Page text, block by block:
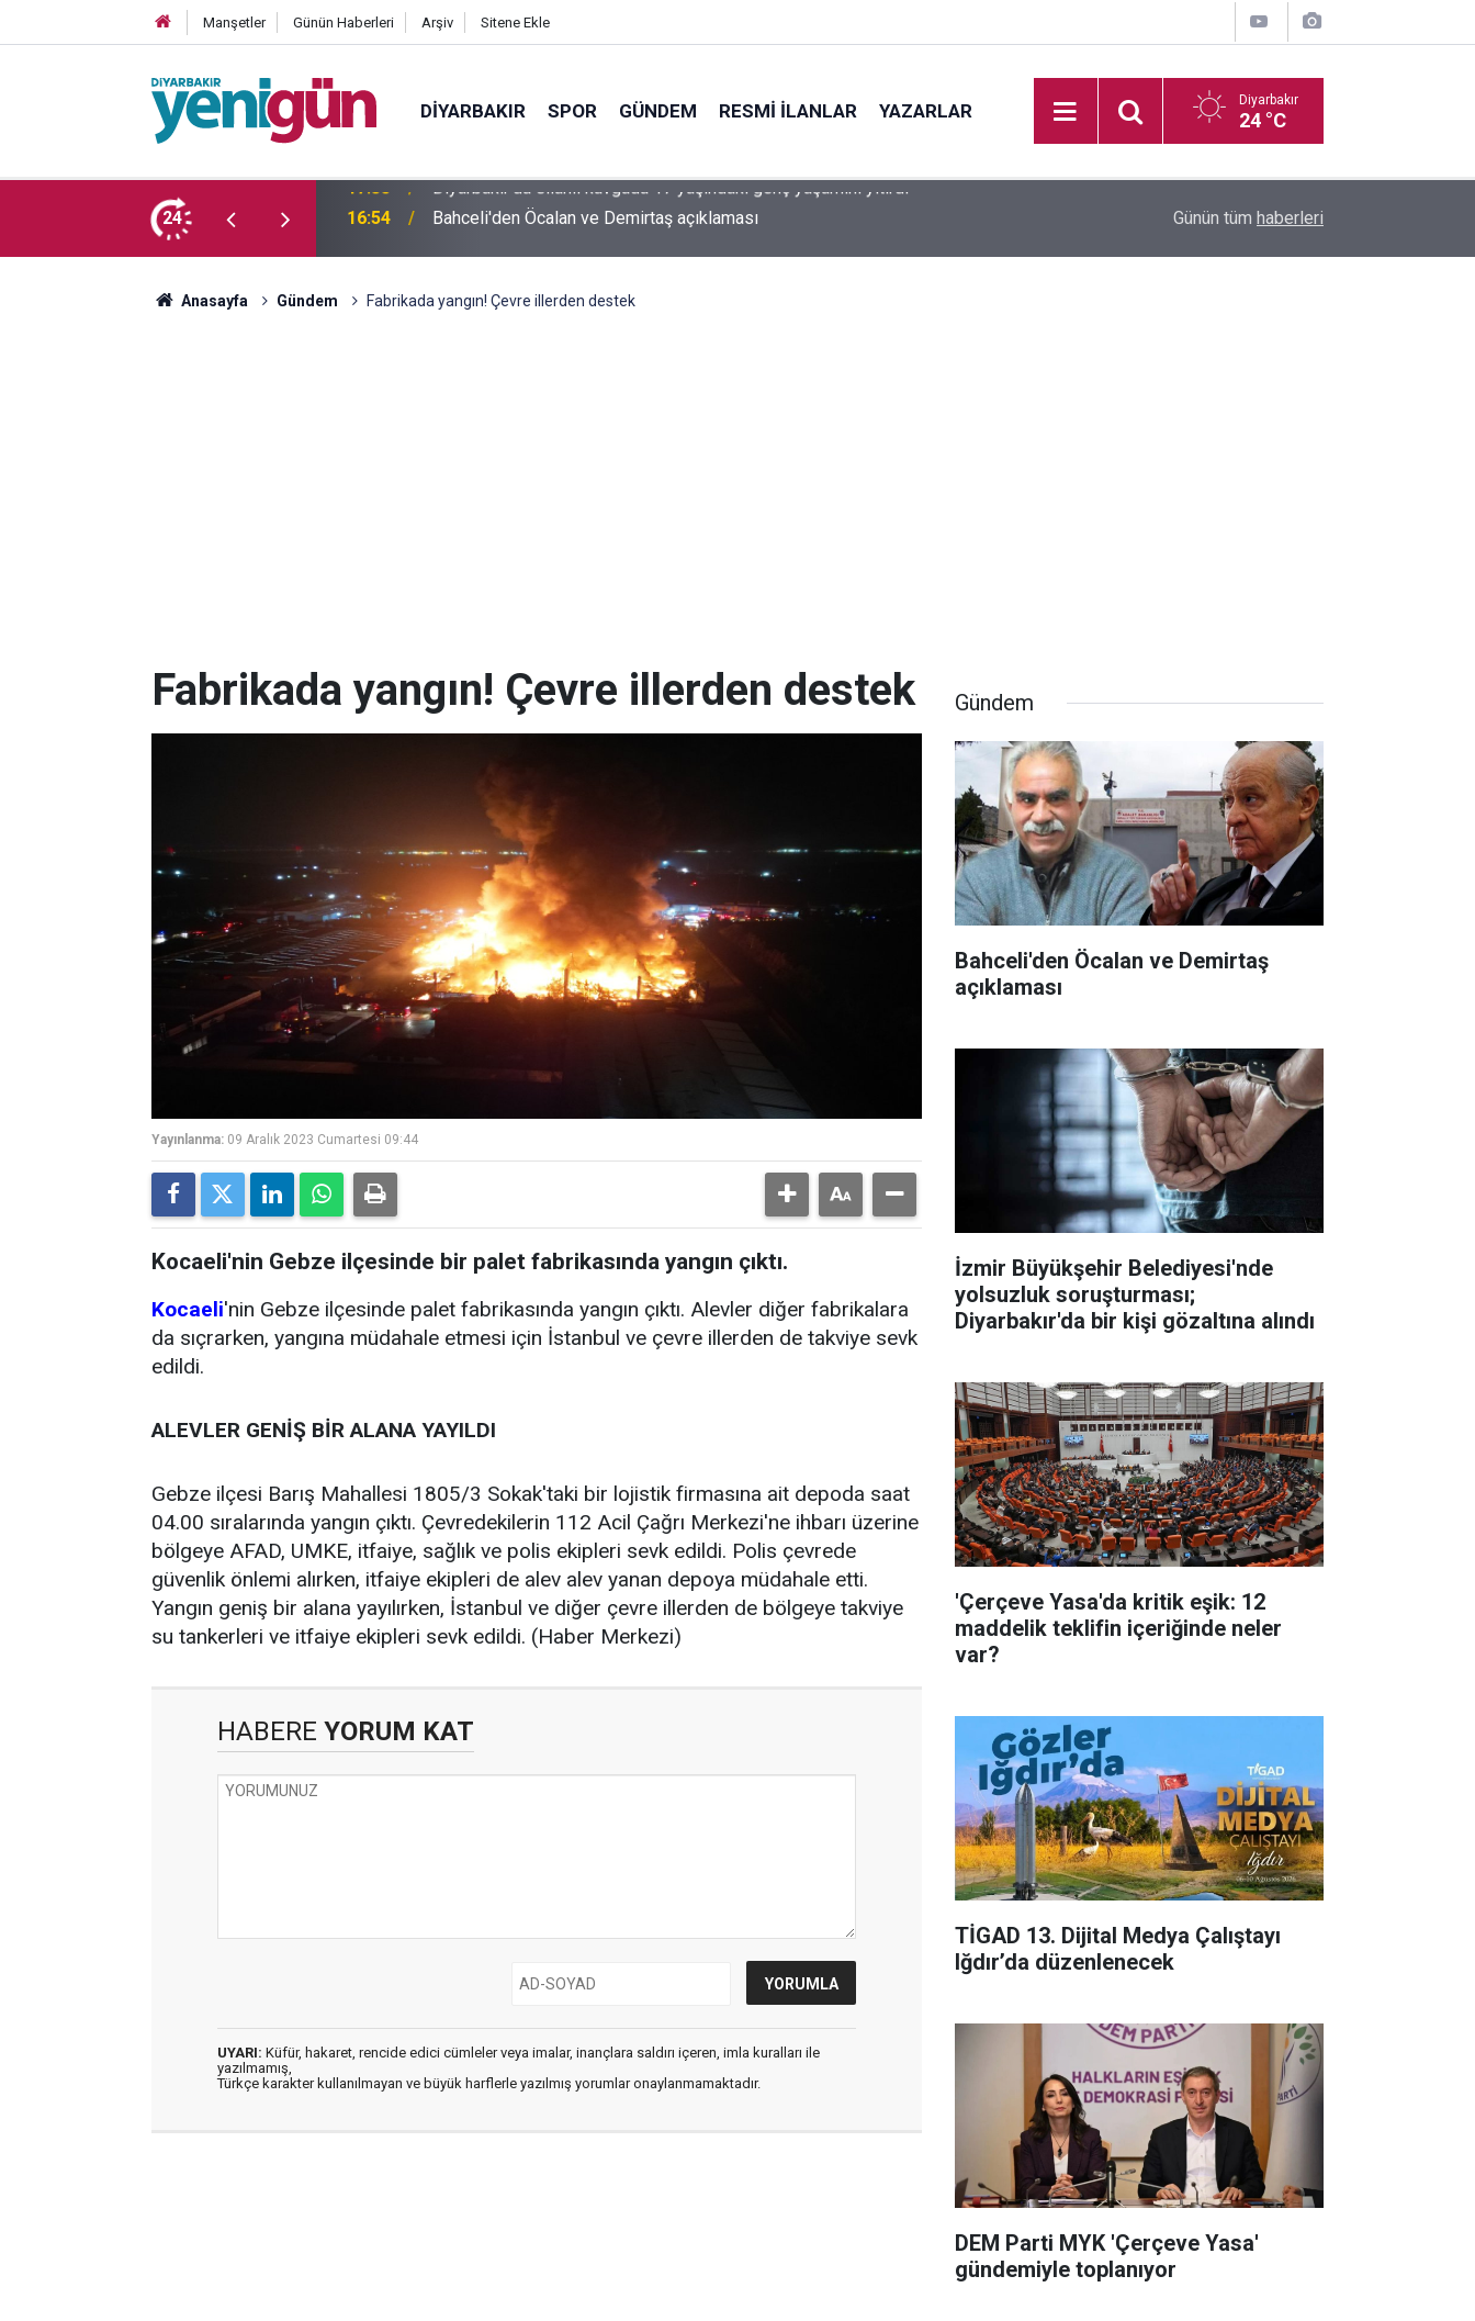
Manşetler Günün Haberleri Arşiv Sitene Ekle
DIYARBAKIR SPOR GÜNDEM RESMI İLANLAR YAZARLAR Diyarbakır
24 °C
24
genç yaşamını yitirdi 16:54 Bahceli'den Öcalan ve Demirtaş açıklaması Diyarbakır'da boş arazide ceset bulundu
Günün tüm haberleri
Anasayfa Gündem Fabrikada yangın! Çevre illerden destek
Fabrikada yangın! Çevre illerden destek
Yayınlanma: 09 Aralık 2023 Cumartesi 09:44
Kocaeli'nin Gebze ilçesinde bir palet fabrikasında yangın çıktı.
Kocaeli'nin Gebze ilçesinde palet fabrikasında yangın çıktı. Alevler diğer fabrikalara
da sıçrarken, yangına müdahale etmesi için İstanbul ve çevre illerden de takviye sevk
edildi.
ALEVLER GENİŞ BİR ALANA YAYILDI
Gebze ilçesi Barış Mahallesi 1805/3 Sokak'taki bir lojistik firmasına ait depoda saat
04.00 sıralarında yangın çıktı. Çevredekilerin 112 Acil Çağrı Merkezi'ne ihbarı üzerine
bölgeye AFAD, UMKE, itfaiye, sağlık ve polis ekipleri sevk edildi. Polis çevrede
güvenlik önlemi alırken, itfaiye ekipleri de alev alev yanan depoya müdahale etti.
Yangın geniş bir alana yayılırken, İstanbul ve diğer çevre illerden de bölgeye takviye
su tankerleri ve itfaiye ekipleri sevk edildi. (Haber Merkezi)
HABERE YORUM KAT
UYARI: Küfür, hakaret, rencide edici cümleler veya imalar, inançlara saldırı içeren, imla kuralları ile
yazılmamış,
Türkçe karakter kullanılmayan ve büyük harflerle yazılmış yorumlar onaylanmamaktadır.
Gündem
Bahceli'den Öcalan ve Demirtaş
açıklaması
İzmir Büyükşehir Belediyesi'nde
yolsuzluk soruşturması;
Diyarbakır'da bir kişi gözaltına alındı
'Çerçeve Yasa'da kritik eşik: 12
maddelik teklifin içeriğinde neler
var?
TİGAD 13. Dijital Medya Çalıştayı
Iğdır’da düzenlenecek
DEM Parti MYK 'Çerçeve Yasa'
gündemiyle toplanıyor